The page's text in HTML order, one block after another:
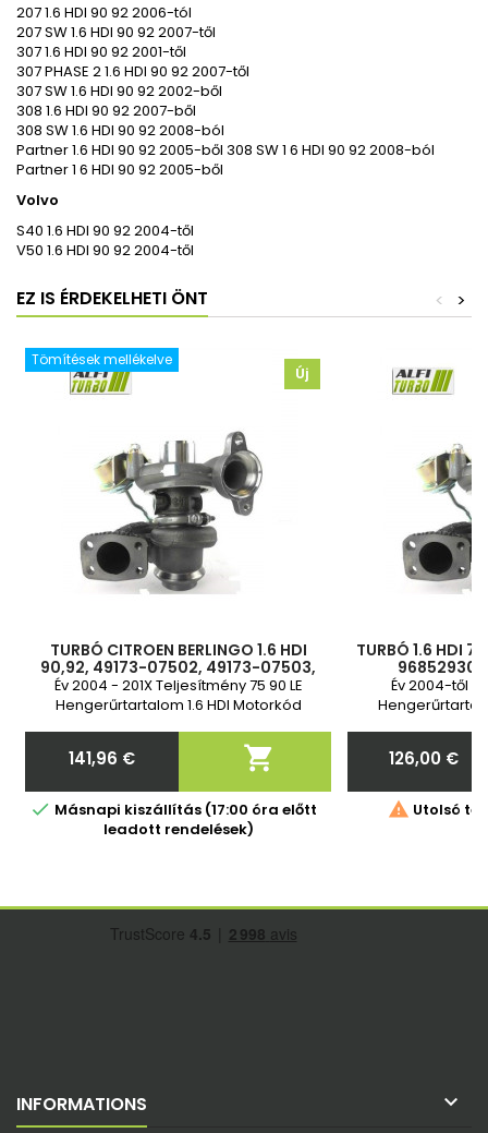
207 1.6 HDI 90 92 2006-tól
207 SW 1.6 HDI 90 92 2007-től
307 1.6 HDI 90 92 2001-től
307 PHASE 2 1.6 HDI 90 92 2007-től
307 SW 1.6 HDI 90 92 2002-ből
308 1.6 HDI 90 92 2007-ből
308 SW 1.6 HDI 90 92 2008-ból
Partner 1.6 HDI 90 92 2005-ből 308 SW 1 6 HDI 90 92 2008-ból
Partner 1 6 HDI 90 92 2005-ből
Volvo
S40 1.6 HDI 90 92 2004-től
V50 1.6 HDI 90 92 2004-től
EZ IS ÉRDEKELHETI ÖNT >
<
Tömítések mellékelve
Új
TURBÓ CITROEN BERLINGO 1.6 HDI
90,92, 49173-07502, 49173-07503,
49173-07504, 49173-07505, 49173-
07506, 49173-07507, 49173-07505,
Év 2004 - 201X Teljesítmény 75 90 LE
Hengerűrtartalom 1.6 HDI Motorkód
OLAJELLÁTÓ TÖMLŐ A TARTOZÉKOK KÖZÖTT
Ár
141,96 € 
 Másnapi kiszállítás (17:00 óra előtt
leadott rendelések)
TURBÓ 1.6 HDI
0375Q4,
Év 2004-től -
Ár
126,00 €
 Utolsó
INFORMATIONS 